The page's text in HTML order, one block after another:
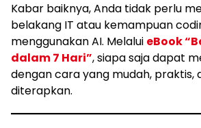
Kabar baiknya, Anda tidak perlu
belakang IT atau kemampuan
menggunakan AI. Melalui eBook
dalam 7 Hari”, siapa saja dapat
dengan cara yang mudah, praktis,
diterapkan.